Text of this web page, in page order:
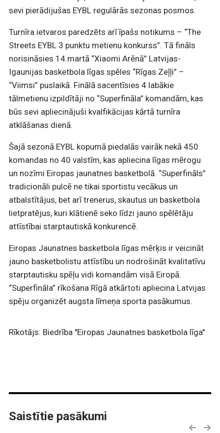
sevi pierādijušas EYBL regulārās sezonas posmos.
Turnīra ietvaros paredzēts arī īpašs notikums – “The
Streets EYBL 3 punktu metienu konkurss”. Tā fināls
norisināsies 14.martā “Xiaomi Arēnā” Latvijas-
Igaunijas basketbola līgas spēles “Rīgas Zeļļi” –
“Viimsi” puslaikā. Finālā sacentīsies 4 labākie
tālmetienu izpildītāji no “Superfināla” komandām, kas
būs sevi apliecinājuši kvalfikācijas kārtā turnīra
atklāšanas dienā.
Šajā sezonā EYBL kopumā piedalās vairāk nekā 450
komandas no 40 valstīm, kas apliecina līgas mērogu
un nozīmi Eiropas jaunatnes basketbolā. “Superfināls”
tradicionāli pulcē ne tikai sportistu vecākus un
atbalstītājus, bet arī trenerus, skautus un basketbola
lietpratējus, kuri klātienē seko līdzi jauno spēlētāju
attīstībai starptautiskā konkurencē.
Eiropas Jaunatnes basketbola līgas mērķis ir veicināt
jauno basketbolistu attīstību un nodrošināt kvalitatīvu
starptautisku spēļu vidi komandām visā Eiropā.
“Superfināla” rīkošana Rīgā atkārtoti apliecina Latvijas
spēju organizēt augsta līmeņa sporta pasākumus.
Rīkotājs: Biedrība ''Eiropas Jaunatnes basketbola līga''
Saistītie pasākumi